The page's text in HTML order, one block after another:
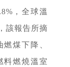
，全球溫
該報告所摘
煤下降、
料燃燒溫室